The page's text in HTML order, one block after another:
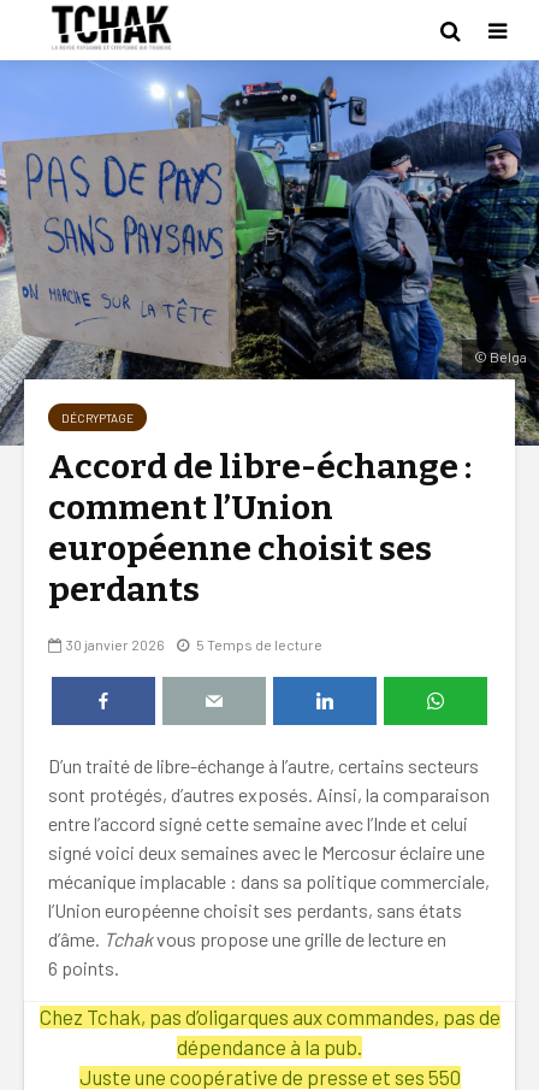
© Belga
DÉCRYPTAGE
Accord de libre-échange :
comment l’Union
européenne choisit ses
perdants
30 janvier 2026 5 Temps de lecture
D’un traité de libre-échange à l’autre, certains secteurs
sont protégés, d’autres exposés. Ainsi, la comparaison
entre l’accord signé cette semaine avec l’Inde et celui
signé voici deux semaines avec le Mercosur éclaire une
mécanique implacable : dans sa politique commerciale,
l’Union européenne choisit ses perdants, sans états
d’âme. Tchakvous propose une grille de lecture en
6 points.
Chez Tchak, pas d’oligarques aux commandes, pas de
dépendance à la pub.
Juste une coopérative de presse et ses 550